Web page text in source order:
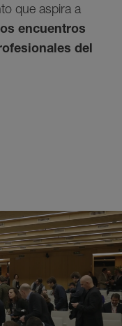
que aspira a
encuentros
del